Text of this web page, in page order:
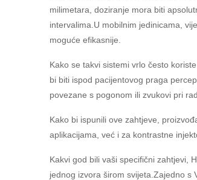
milimetara, doziranje mora biti
intervalima.U mobilnim jedinicama,
moguće efikasnije.
Kako se takvi sistemi vrlo često
bi biti ispod pacijentovog praga
povezane s pogonom ili zvukovi pri
Kako bi ispunili ove zahtjeve,
aplikacijama, već i za kontrastne
Kakvi god bili vaši specifični zahtjevi,
jednog izvora širom svijeta.Zajedno s